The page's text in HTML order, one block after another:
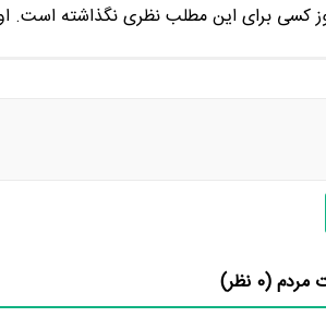
کسی برای این مطلب نظری نگذاشته است.
مردم (0 نظر)